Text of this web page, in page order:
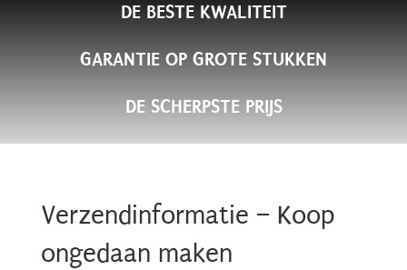
DE BESTE KWALITEIT
GARANTIE OP GROTE STUKKEN
DE SCHERPSTE PRIJS
Verzendinformatie – Koop
ongedaan maken
17 KG Namibiaans Hardhout
€36.50